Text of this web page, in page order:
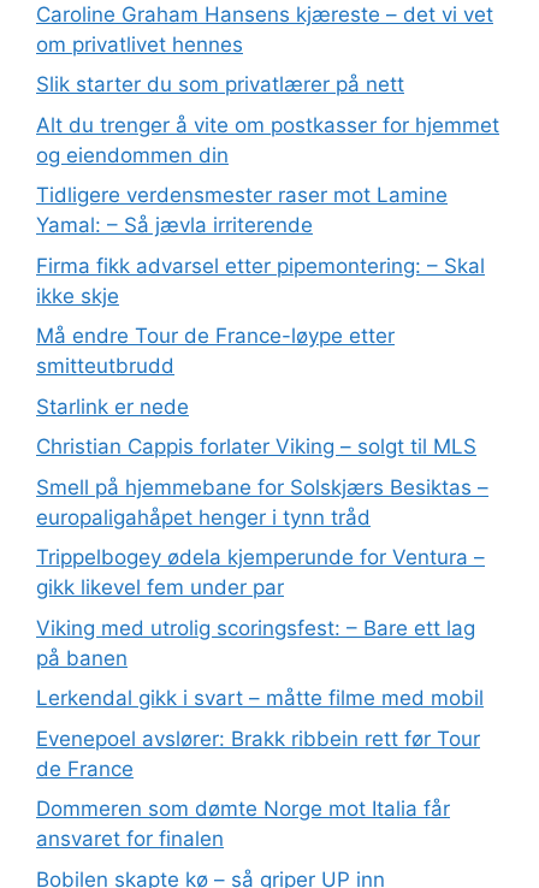
Caroline Graham Hansens kjæreste – det vi vet
om privatlivet hennes
Slik starter du som privatlærer på nett
Alt du trenger å vite om postkasser for hjemmet
og eiendommen din
Tidligere verdensmester raser mot Lamine
Yamal: – Så jævla irriterende
Firma fikk advarsel etter pipemontering: – Skal
ikke skje
Må endre Tour de France-løype etter
smitteutbrudd
Starlink er nede
Christian Cappis forlater Viking – solgt til MLS
Smell på hjemmebane for Solskjærs Besiktas –
europaligahåpet henger i tynn tråd
Trippelbogey ødela kjemperunde for Ventura –
gikk likevel fem under par
Viking med utrolig scoringsfest: – Bare ett lag
på banen
Lerkendal gikk i svart – måtte filme med mobil
Evenepoel avslører: Brakk ribbein rett før Tour
de France
Dommeren som dømte Norge mot Italia får
ansvaret for finalen
Bobilen skapte kø – så griper UP inn